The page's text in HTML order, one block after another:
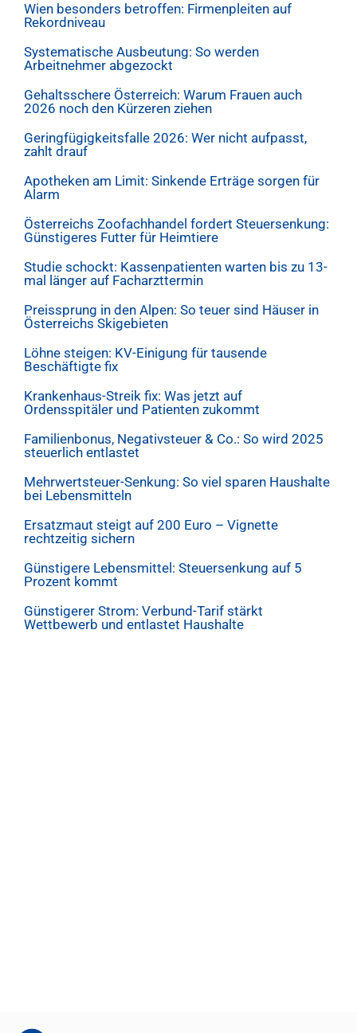
Wien besonders betroffen: Firmenpleiten auf
Rekordniveau
Systematische Ausbeutung: So werden
Arbeitnehmer abgezockt
Gehaltsschere Österreich: Warum Frauen auch
2026 noch den Kürzeren ziehen
Geringfügigkeitsfalle 2026: Wer nicht aufpasst,
zahlt drauf
Apotheken am Limit: Sinkende Erträge sorgen für
Alarm
Österreichs Zoofachhandel fordert Steuersenkung:
Günstigeres Futter für Heimtiere
Studie schockt: Kassenpatienten warten bis zu 13-
mal länger auf Facharzttermin
Preissprung in den Alpen: So teuer sind Häuser in
Österreichs Skigebieten
Löhne steigen: KV-Einigung für tausende
Beschäftigte fix
Krankenhaus-Streik fix: Was jetzt auf
Ordensspitäler und Patienten zukommt
Familienbonus, Negativsteuer & Co.: So wird 2025
steuerlich entlastet
Mehrwertsteuer-Senkung: So viel sparen Haushalte
bei Lebensmitteln
Ersatzmaut steigt auf 200 Euro – Vignette
rechtzeitig sichern
Günstigere Lebensmittel: Steuersenkung auf 5
Prozent kommt
Günstigerer Strom: Verbund-Tarif stärkt
Wettbewerb und entlastet Haushalte